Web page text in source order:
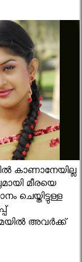
കാണാനേയില്ല
മീരയെ
ചെയ്തിട്ടുള്ള
അവര്‍ക്ക്